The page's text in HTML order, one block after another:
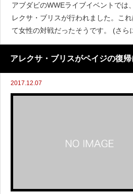
アブダビのWWEライブイベントでは
レクサ・ブリスが行われました。こ
て女性の対戦だったそうです。 (さら
アレクサ・ブリスがペイジの復
2017.12.07